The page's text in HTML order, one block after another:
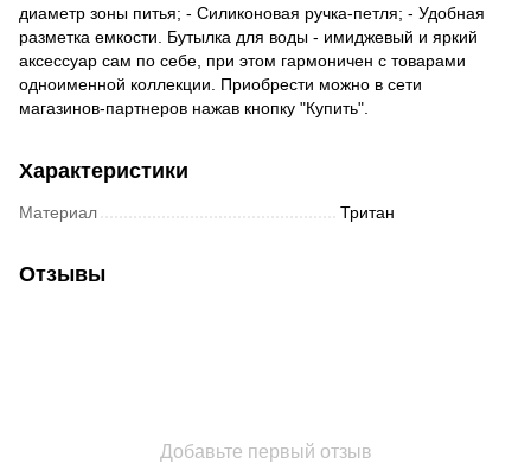
диаметр зоны питья; - Силиконовая ручка-петля; - Удобная
разметка емкости. Бутылка для воды - имиджевый и яркий
аксессуар сам по себе, при этом гармоничен с товарами
одноименной коллекции. Приобрести можно в сети
магазинов-партнеров нажав кнопку "Купить".
Характеристики
Материал Тритан
Отзывы
Добавьте первый отзыв